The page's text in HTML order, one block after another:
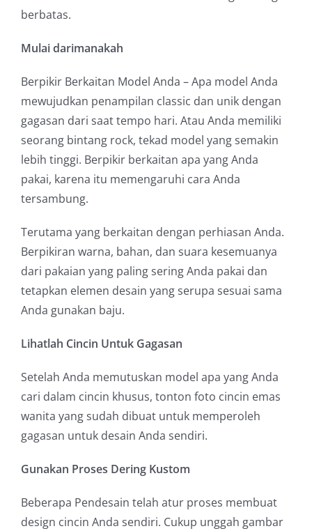
berbatas.
Mulai darimanakah
Berpikir Berkaitan Model Anda – Apa model Anda
mewujudkan penampilan classic dan unik dengan
gagasan dari saat tempo hari. Atau Anda memiliki
seorang bintang rock, tekad model yang semakin
lebih tinggi. Berpikir berkaitan apa yang Anda
pakai, karena itu memengaruhi cara Anda
tersambung.
Terutama yang berkaitan dengan perhiasan Anda.
Berpikiran warna, bahan, dan suara kesemuanya
dari pakaian yang paling sering Anda pakai dan
tetapkan elemen desain yang serupa sesuai sama
Anda gunakan baju.
Lihatlah Cincin Untuk Gagasan
Setelah Anda memutuskan model apa yang Anda
cari dalam cincin khusus, tonton foto cincin emas
wanita yang sudah dibuat untuk memperoleh
gagasan untuk desain Anda sendiri.
Gunakan Proses Dering Kustom
Beberapa Pendesain telah atur proses membuat
design cincin Anda sendiri. Cukup unggah gambar